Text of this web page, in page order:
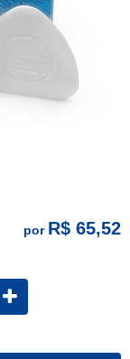
por R$ 65,52